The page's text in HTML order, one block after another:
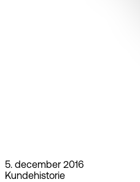
5. december 2016
Kundehistorie